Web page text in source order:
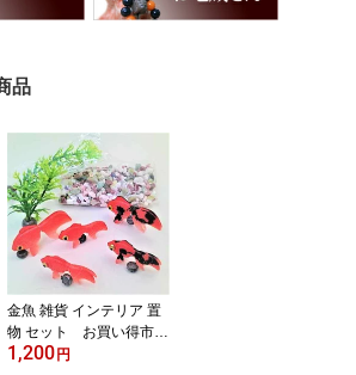
品
金魚 雑貨 インテリア 置
物 セット お買い得市
置物 エサのいらない金魚
1,200 円